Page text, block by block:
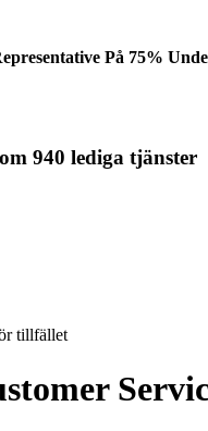
På 75%
940 lediga tjänster
tillfället